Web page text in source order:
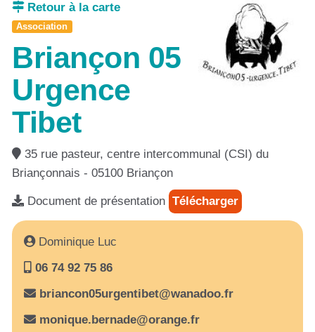
Retour à la carte
Association
Briançon 05
Urgence
Tibet
35 rue pasteur, centre intercommunal (CSI) du
Briançonnais - 05100 Briançon
Document de présentation Télécharger
Dominique Luc
06 74 92 75 86
briancon05urgentibet@wanadoo.fr
monique.bernade@orange.fr